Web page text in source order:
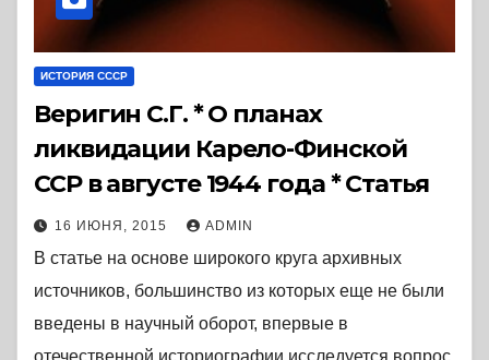
ИСТОРИЯ СССР
Веригин С.Г. * О планах
ликвидации Карело-Финской
ССР в августе 1944 года * Статья
16 ИЮНЯ, 2015 ADMIN
В статье на основе широкого круга архивных
источников, большинство из которых еще не были
введены в научный оборот, впервые в